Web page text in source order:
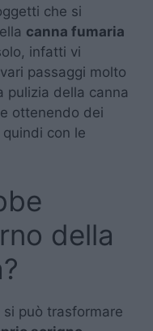
che si
canna fumaria
infatti vi
passaggi molto
pulizia della canna
ottenendo dei
con le
della
può trasformare